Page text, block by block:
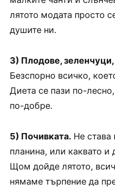
лятото модата просто
душите ни.
3) Плодове,
Безспорно всичко,
Диета се пази по-
по-добре.
5) Почивката. Не става
планина, или каквато и
Щом дойде лятото,
нямаме търпение да